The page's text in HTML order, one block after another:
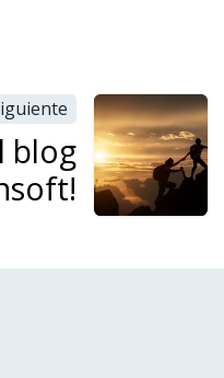
blog